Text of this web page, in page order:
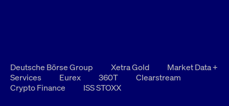
Deutsche Börse Group Xetra Gold
Market Data +
Services
Eurex 360T
Clearstream
Crypto Finance
ISS STOXX